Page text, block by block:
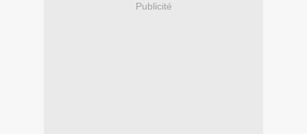
Publicité